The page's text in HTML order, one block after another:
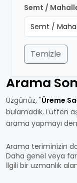
Semt /
Temizle
Arama
Üzgünüz, "Üreme
bulamadık. Lütfen
arama yapmayı
Arama teriminizin
Daha genel veya
İlgili bir uzmanlık